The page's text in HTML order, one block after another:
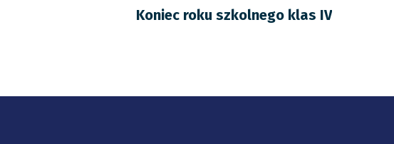
Koniec roku szkolnego klas IV